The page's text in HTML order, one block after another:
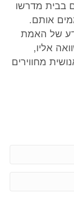
בבית מדרשו
אותם.
של האמת
אליו,
מחווירים